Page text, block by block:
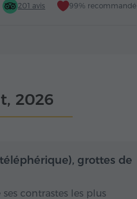
201 avis 99% recommandé
2026
Toute la journée
grottes de
contrastes les plus